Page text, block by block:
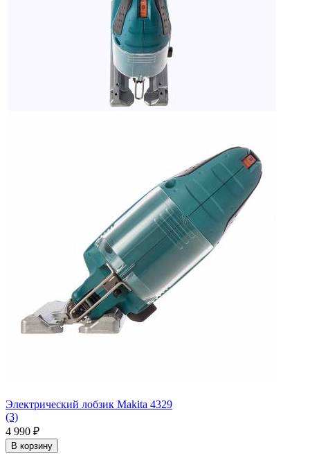
Электрический лобзик Makita 4329
(3)
4 990 ₽
В корзину